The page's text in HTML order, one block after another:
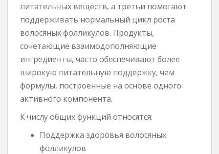
питательных веществ, а третьи помогают
поддерживать нормальный цикл роста
волосяных фолликулов. Продукты,
сочетающие взаимодополняющие
ингредиенты, часто обеспечивают более
широкую питательную поддержку, чем
формулы, построенные на основе одного
активного компонента.
К числу общих функций относятся:
Поддержка здоровья волосяных
фолликулов